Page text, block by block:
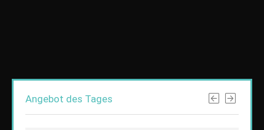
Angebot des Tages